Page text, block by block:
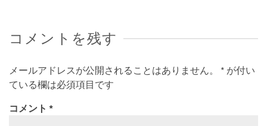
コメントを残す
メールアドレスが公開されることはありません。 * が付い
ている欄は必須項目です
コメント *